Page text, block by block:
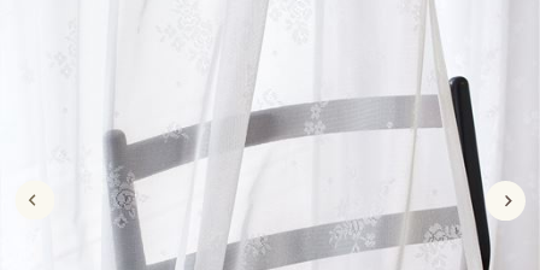
寝具・インテリア・家具通販すべて
寝具・ベッド
カーテン・ラグ・ファブリック
美容・健康・サプリメント
制服・スクールすべて
大きいサイズ
大きいサイズ通販すべて
カーテン・ラグ・ファブリック
ジュニア・ティーンズ下着
大きいサイズ通販すべて
大きいサイズ レディース服
バーゲンセール